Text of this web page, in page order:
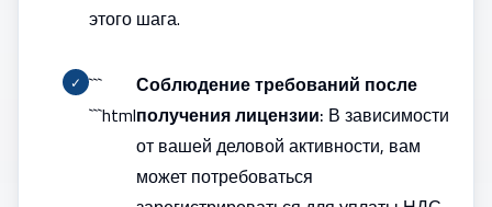
этого шага.
✓ ```
```html
Соблюдение требований после
получения лицензии: В зависимости
от вашей деловой активности, вам
может потребоваться